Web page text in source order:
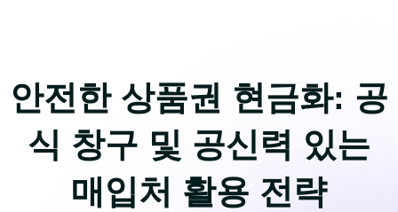
안전한 상품권 현금화: 공
식 창구 및 공신력 있는
매입처 활용 전략